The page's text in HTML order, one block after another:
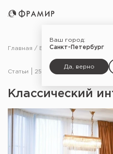
Ваш город:
Санкт-Петербург
Да, верно
Главная Блог Статьи
Статьи 25.01.21
Классический